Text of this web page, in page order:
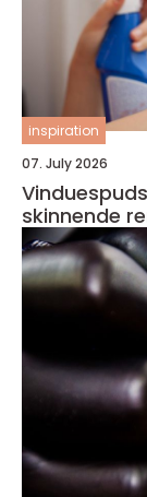
inspiration
07. July 2026
Vinduespudser
skinnende